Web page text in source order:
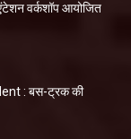
वर्कशॉप आयोजित
: बस-ट्रक की